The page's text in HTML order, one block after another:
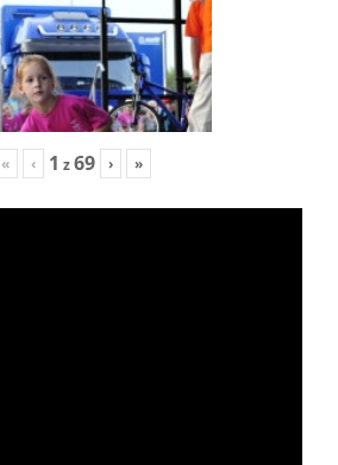
« ‹ 1 z69 › »